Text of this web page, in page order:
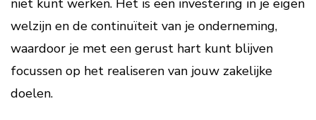
niet kunt werken. Het is een investering in je eigen
welzijn en de continuïteit van je onderneming,
waardoor je met een gerust hart kunt blijven
focussen op het realiseren van jouw zakelijke
doelen.